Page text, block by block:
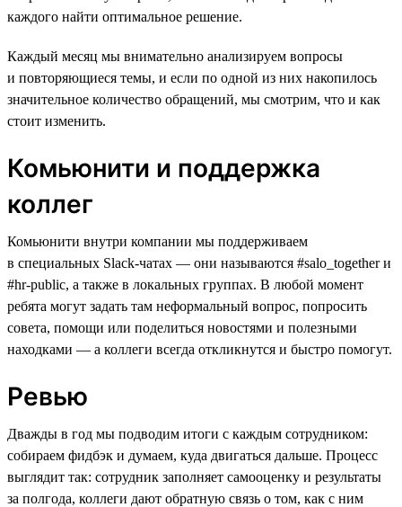
каждого найти оптимальное решение.
Каждый месяц мы внимательно анализируем вопросы
и повторяющиеся темы, и если по одной из них накопилось
значительное количество обращений, мы смотрим, что и как
стоит изменить.
Комьюнити и поддержка
коллег
Комьюнити внутри компании мы поддерживаем
в специальных Slack-чатах — они называются #salo_together и
#hr-public, а также в локальных группах. В любой момент
ребята могут задать там неформальный вопрос, попросить
совета, помощи или поделиться новостями и полезными
находками — а коллеги всегда откликнутся и быстро помогут.
Ревью
Дважды в год мы подводим итоги с каждым сотрудником:
собираем фидбэк и думаем, куда двигаться дальше. Процесс
выглядит так: сотрудник заполняет самооценку и результаты
за полгода, коллеги дают обратную связь о том, как с ним